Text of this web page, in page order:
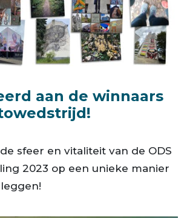
aan de winnaars
sfeer en vitaliteit van de ODS
2023 op een unieke manier